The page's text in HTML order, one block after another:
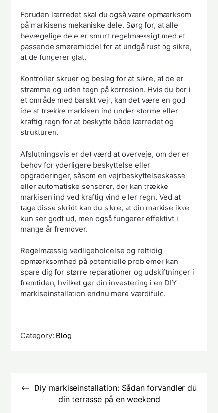
Foruden lærredet skal du også være opmærksom
på markisens mekaniske dele. Sørg for, at alle
bevægelige dele er smurt regelmæssigt med et
passende smøremiddel for at undgå rust og sikre,
at de fungerer glat.
Kontroller skruer og beslag for at sikre, at de er
stramme og uden tegn på korrosion. Hvis du bor i
et område med barskt vejr, kan det være en god
ide at trække markisen ind under storme eller
kraftig regn for at beskytte både lærredet og
strukturen.
Afslutningsvis er det værd at overveje, om der er
behov for yderligere beskyttelse eller
opgraderinger, såsom en vejrbeskyttelseskasse
eller automatiske sensorer, der kan trække
markisen ind ved kraftig vind eller regn. Ved at
tage disse skridt kan du sikre, at din markise ikke
kun ser godt ud, men også fungerer effektivt i
mange år fremover.
Regelmæssig vedligeholdelse og rettidig
opmærksomhed på potentielle problemer kan
spare dig for større reparationer og udskiftninger i
fremtiden, hvilket gør din investering i en DIY
markiseinstallation endnu mere værdifuld.
Category: Blog
Diy markiseinstallation: Sådan forvandler du
din terrasse på en weekend